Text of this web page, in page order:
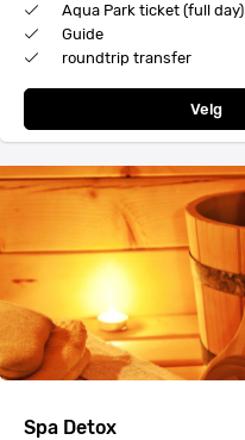
Aqua Park ticket (full day)
Guide
roundtrip transfer
Velg
Spa Detox